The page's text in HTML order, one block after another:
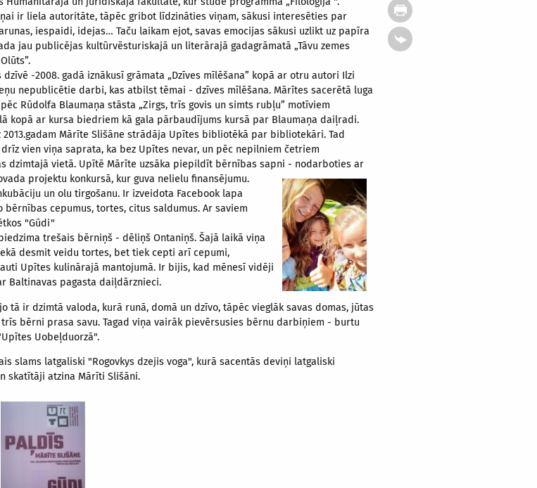
ir liela autoritāte, tāpēc gribot līdzināties viņam, sākusi interesēties par
iespaidi, idejas… Taču laikam ejot, savas emocijas sākusi uzlikt uz papīra
jau publicējas kultūrvēsturiskajā un literārajā gadagrāmatā „Tāvu zemes
-2008. gadā iznākusī grāmata „Dzīves mīlēšana” kopā ar otru autori Ilzi
nepublicētie darbi, kas atbilst tēmai - dzīves mīlēšana. Mārītes sacerētā luga
Rūdolfa Blaumaņa stāsta „Zirgs, trīs govis un simts rubļu” motīviem
kopā ar kursa biedriem kā gala pārbaudījums kursā par Blaumaņa daiļradi.
2013.gadam Mārīte Slišāne strādāja Upītes bibliotēkā par bibliotekāri. Tad
vien viņa saprata, ka bez Upītes nevar, un pēc nepilniem četriem
dzimtajā vietā. Upītē Mārīte uzsāka piepildīt bērnības sapni - nodarboties ar
projektu konkursā, kur guva nelielu finansējumu.
un olu tirgošanu. Ir izveidota Facebook lapa
cepumus, tortes, citus saldumus. Ar saviem
"Gūdi"
trešais bērniņš - dēliņš Ontaniņš. Šajā laikā viņa
desmit veidu tortes, bet tiek cepti arī cepumi,
Upītes kulinārajā mantojumā. Ir bijis, kad mēnesī vidēji
Baltinavas pagasta daiļdārznieci.
ir dzimtā valoda, kurā runā, domā un dzīvo, tāpēc vieglāk savas domas, jūtas
bērni prasa savu. Tagad viņa vairāk pievērsusies bērnu darbiņiem - burtu
Uobeļduorzā".
slams latgaliski "Rogovkys dzejis voga", kurā sacentās deviņi latgaliski
skatītāji atzina Mārīti Slišāni.